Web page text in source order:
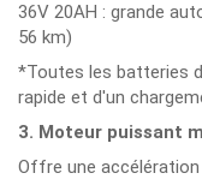
36V 20AH : grande
56 km)
*Toutes les batteries
rapide et d'un
3. Moteur puissant
Offre une